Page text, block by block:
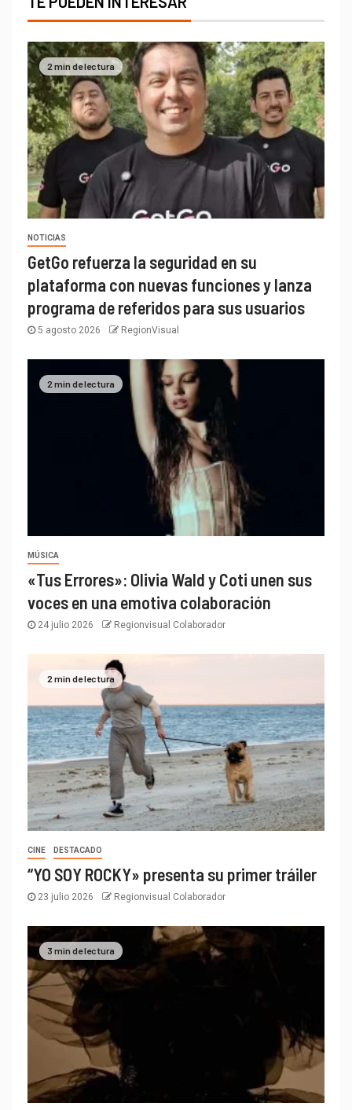
2 min de lectura
NOTICIAS
GetGo refuerza la seguridad en su
plataforma con nuevas funciones y lanza
programa de referidos para sus usuarios
5 agosto 2026 RegionVisual
2 min de lectura
MÚSICA
«Tus Errores»: Olivia Wald y Coti unen sus
voces en una emotiva colaboración
24 julio 2026 Regionvisual Colaborador
2 min de lectura
CINE DESTACADO
“YO SOY ROCKY» presenta su primer tráiler
23 julio 2026 Regionvisual Colaborador
3 min de lectura